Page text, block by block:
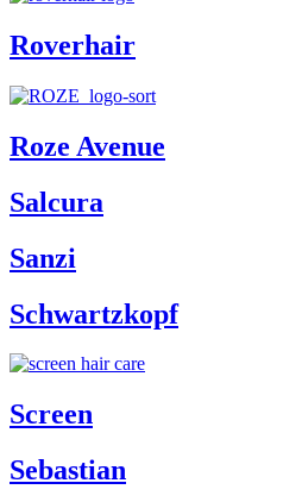
Roverhair
Roze Avenue
Salcura
Sanzi
Schwartzkopf
Screen
Sebastian